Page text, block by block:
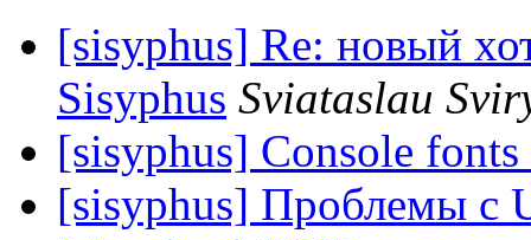
[sisyphus] Re: новый
Sisyphus Sviataslau
[sisyphus] Console
[sisyphus] Проблемы с